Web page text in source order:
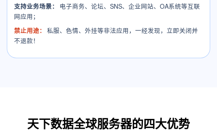
支持业务场景：
电子商务、论坛、SNS、企业网站、OA系统等互联
网应用；
禁止用途：
私服、色情、外挂等非法应用，一经发现，立即关闭并
不退款！
天下数据全球服务器的四大优势